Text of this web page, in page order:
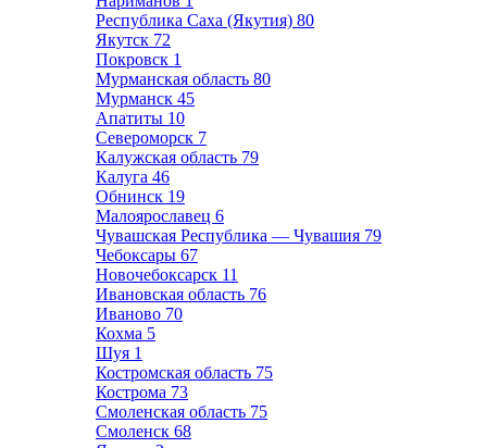
Республика Саха (Якутия) 80
Якутск 72
Покровск 1
Мурманская область 80
Мурманск 45
Апатиты 10
Североморск 7
Калужская область 79
Калуга 46
Обнинск 19
Малоярославец 6
Чувашская Республика — Чувашия 79
Чебоксары 67
Новочебоксарск 11
Ивановская область 76
Иваново 70
Кохма 5
Шуя 1
Костромская область 75
Кострома 73
Смоленская область 75
Смоленск 68